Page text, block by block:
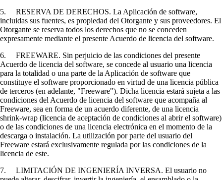
5. RESERVA DE DERECHOS. La Aplicación de software,
incluidas sus fuentes, es propiedad del Otorgante y sus proveedores. El
Otorgante se reserva todos los derechos que no se conceden
expresamente mediante el presente Acuerdo de licencia del software.
6. FREEWARE. Sin perjuicio de las condiciones del presente
Acuerdo de licencia del software, se concede al usuario una licencia
para la totalidad o una parte de la Aplicación de software que
constituye el software proporcionado en virtud de una licencia pública
de terceros (en adelante, "Freeware"). Dicha licencia estará sujeta a las
condiciones del Acuerdo de licencia del software que acompaña al
Freeware, sea en forma de un acuerdo diferente, de una licencia
shrink-wrap (licencia de aceptación de condiciones al abrir el software)
o de las condiciones de una licencia electrónica en el momento de la
descarga o instalación. La utilización por parte del usuario del
Freeware estará exclusivamente regulada por las condiciones de la
licencia de este.
7. LIMITACIÓN DE INGENIERÍA INVERSA. El usuario no